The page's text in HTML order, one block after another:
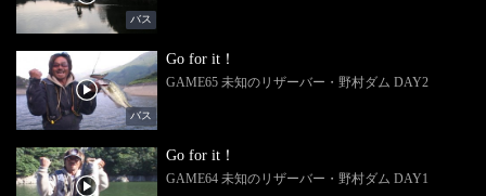
バス
バス
Go for it！
GAME65 未知のリザーバー・野村ダム DAY2
Go for it！
GAME64 未知のリザーバー・野村ダム DAY1